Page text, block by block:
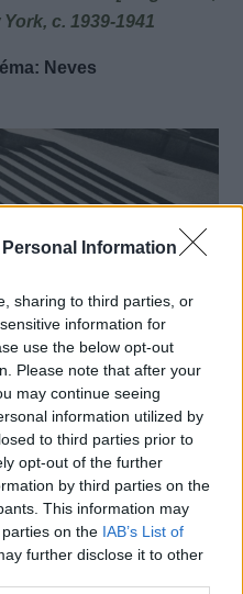
Information
sharing to third parties, or
information for
use the below opt-out
Please note that after your
may continue seeing
information utilized by
to third parties prior to
opt-out of the further
by third parties on the
This information may
on the IAB’s List of
further disclose it to other
c. 1939-1941
Neves
Levels, 1929 © Museum
Photography
;archiv.maimano.hu;